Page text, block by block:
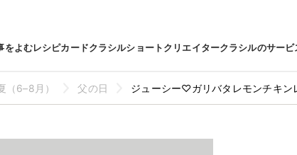
をよむレシピカードクラシルショートクリエイタークラシルのサービ
（6–8月） 父の日 ジューシー♡ガリバタレモンチキン